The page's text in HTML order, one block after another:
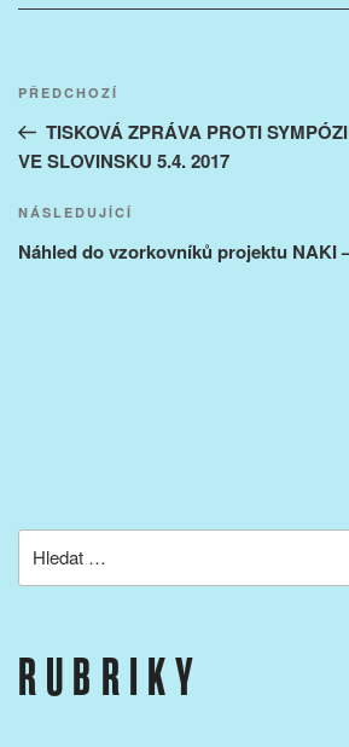
příspěvek
Předchozí
příspěvek
PŘEDCHOZÍ
TISKOVÁ ZPRÁVA PROTI
VE SLOVINSKU 5.4. 2017
Následující
příspěvek
NÁSLEDUJÍCÍ
Náhled do vzorkovníků projektu NAKI
RUBRIKY